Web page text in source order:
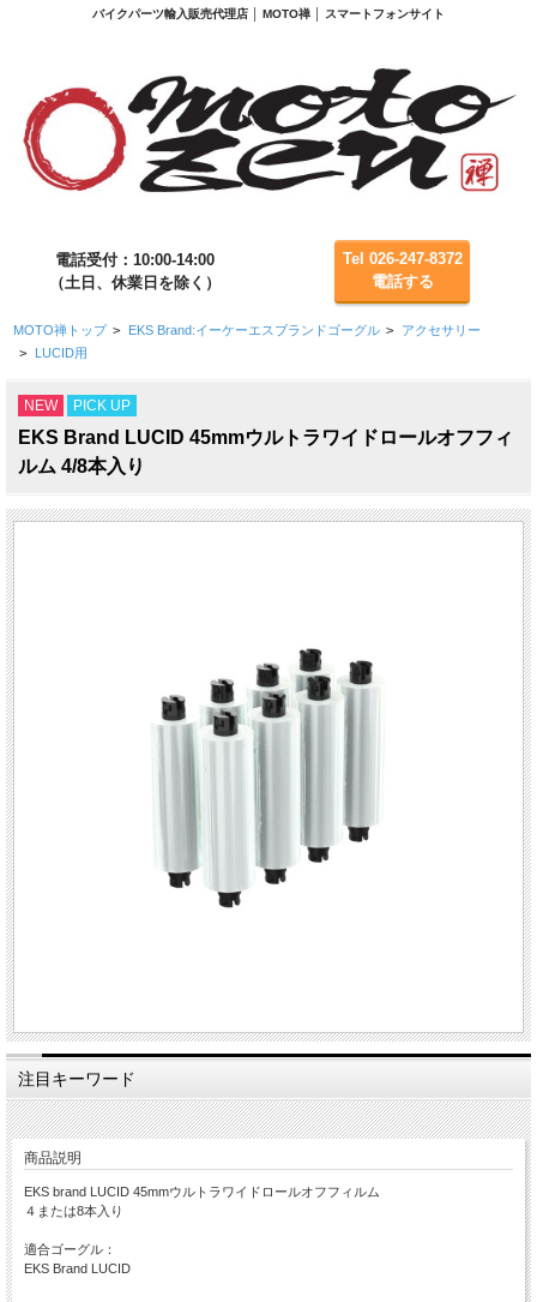
バイクパーツ輸入販売代理店 │ MOTO禅 │ スマートフォンサイト
電話受付：10:00-14:00
（土日、休業日を除く）
Tel 026-247-8372
電話する
MOTO禅トップ > EKS Brand:イーケーエスブランドゴーグル > アクセサリー
> LUCID用
NEW PICK UP
EKS Brand LUCID 45mmウルトラワイドロールオフフィ
ルム 4/8本入り
注目キーワード
商品説明
EKS brand LUCID 45mmウルトラワイドロールオフフィルム
４または8本入り
適合ゴーグル：
EKS Brand LUCID